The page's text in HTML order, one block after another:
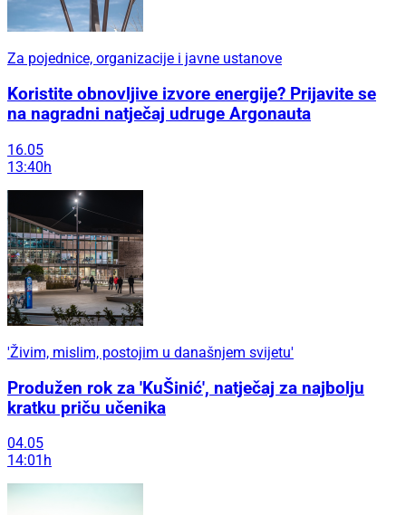
Za pojednice, organizacije i javne ustanove
Koristite obnovljive izvore energije? Prijavite se
na nagradni natječaj udruge Argonauta
16.05
13:40h
'Živim, mislim, postojim u današnjem svijetu'
Produžen rok za 'KuŠinić', natječaj za najbolju
kratku priču učenika
04.05
14:01h